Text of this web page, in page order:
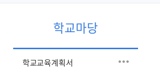
학교마당
학교교육계획서